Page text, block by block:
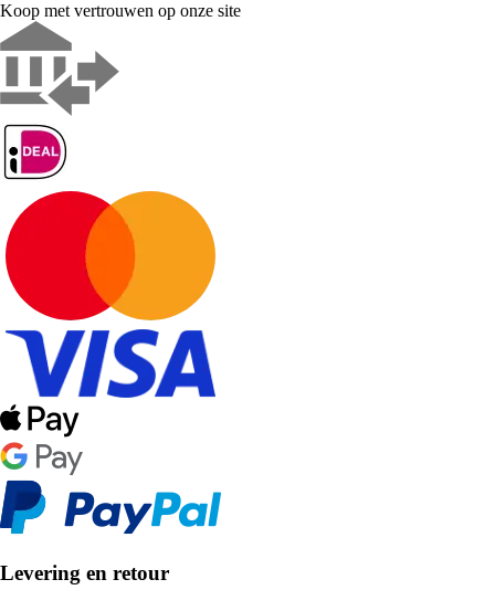
Koop met vertrouwen op onze site
Levering en retour